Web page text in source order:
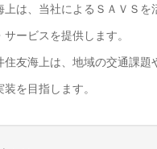
上は、当社によるＳＡＶＳ
ービスを提供します。
住友海上は、地域の交通課
を目指します。